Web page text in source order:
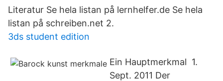
Literatur Se hela listan på lernhelfer.de Se hela
listan på schreiben.net 2.
3ds student edition
Ein Hauptmerkmal 1.
Sept. 2011 Der